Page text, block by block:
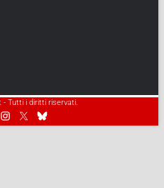
Tutti i diritti riservati.